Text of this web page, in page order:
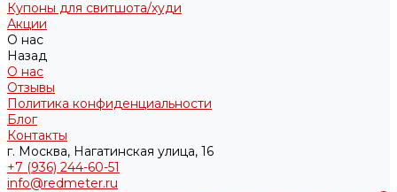
Купоны для свитшота/худи
Акции
О нас
Назад
О нас
Отзывы
Политика конфиденциальности
Блог
Контакты
г. Москва, Нагатинская улица, 16
+7 (936) 244-60-51
info@redmeter.ru